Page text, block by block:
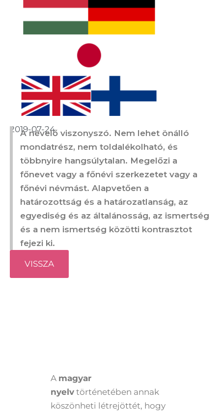
2019-07-24
A névelő viszonyszó. Nem lehet önálló
mondatrész, nem toldalékolható, és
többnyire hangsúlytalan. Megelőzi a
főnevet vagy a főnévi szerkezetet vagy a
főnévi névmást. Alapvetően a
határozottság és a határozatlanság, az
egyediség és az általánosság, az ismertség
és a nem ismertség közötti kontrasztot
fejezi ki.
VISSZA
A magyar
nyelvtörténetében annak
köszönheti létrejöttét, hogy